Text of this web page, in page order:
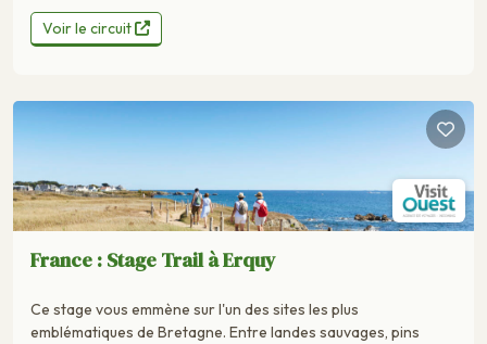
Voir le circuit
France : Stage Trail à Erquy
Ce stage vous emmène sur l'un des sites les plus
emblématiques de Bretagne. Entre landes sauvages, pins